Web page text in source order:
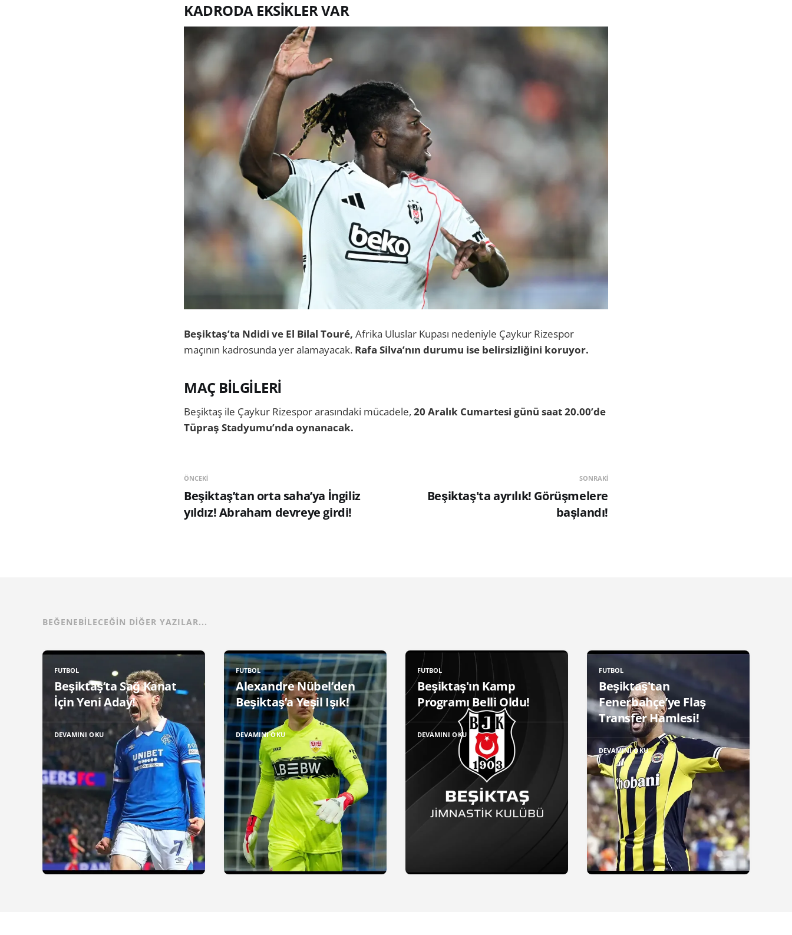
KADRODA EKSİKLER VAR
Beşiktaş’ta Ndidi ve El Bilal Touré, Afrika Uluslar Kupası nedeniyle Çaykur Rizespor
maçının kadrosunda yer alamayacak. Rafa Silva’nın durumu ise belirsizliğini koruyor.
MAÇ BİLGİLERİ
Beşiktaş ile Çaykur Rizespor arasındaki mücadele, 20 Aralık Cumartesi günü saat 20.00’de
Tüpraş Stadyumu’nda oynanacak.
ÖNCEKI
Beşiktaş’tan orta saha’ya İngiliz
yıldız! Abraham devreye girdi!
SONRAKI
Beşiktaş'ta ayrılık! Görüşmelere
başlandı!
BEĞENEBILECEĞIN DIĞER YAZILAR...
FUTBOL
Beşiktaş’ta Sağ Kanat
İçin Yeni Aday!
DEVAMINI OKU
FUTBOL
Alexandre Nübel’den
Beşiktaş’a Yeşil Işık!
DEVAMINI OKU
FUTBOL
Beşiktaş'ın Kamp
Programı Belli Oldu!
DEVAMINI OKU
FUTBOL
Beşiktaş'tan
Fenerbahçe’ye Flaş
Transfer Hamlesi!
DEVAMINI OKU